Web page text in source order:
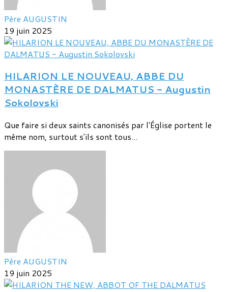
Père AUGUSTIN
19 juin 2025
HILARION LE NOUVEAU, ABBE DU
MONASTÈRE DE DALMATUS - Augustin
Sokolovski
Que faire si deux saints canonisés par l'Église portent le
même nom, surtout s'ils sont tous...
Père AUGUSTIN
19 juin 2025